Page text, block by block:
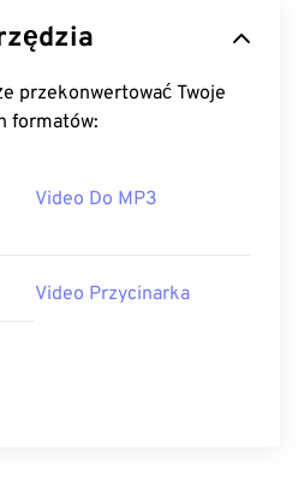
przekonwertować Twoje
formatów:
Video Do MP3
Video Przycinarka